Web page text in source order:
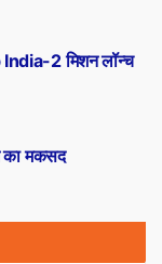
का मकसद
2 मिशन लॉन्च